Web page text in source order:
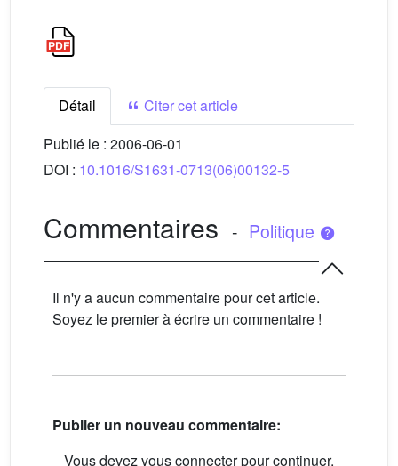
Détail
Citer cet article
Publié le : 2006-06-01
DOI : 10.1016/S1631-0713(06)00132-5
Commentaires - Politique
Il n'y a aucun commentaire pour cet article.
Soyez le premier à écrire un commentaire !
Publier un nouveau commentaire:
Vous devez vous connecter pour continuer.